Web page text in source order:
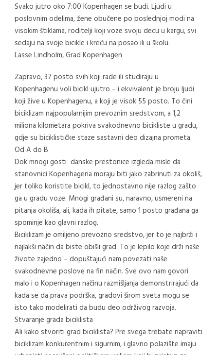
Svako jutro oko 7:00 Kopenhagen se budi. Ljudi u
poslovnim odelima, žene obučene po poslednjoj modi na
visokim štiklama, roditelji koji voze svoju decu u kargu, svi
sedaju na svoje bicikle i kreću na posao ili u školu.
Lasse Lindholm, Grad Kopenhagen
Zapravo, 37 posto svih koji rade ili studiraju u
Kopenhagenu voli bicikl ujutro – i ekvivalent je broju ljudi
koji žive u Kopenhagenu, a koji je visok 55 posto. To čini
biciklizam najpopularnijim prevoznim sredstvom, a 1,2
miliona kilometara pokriva svakodnevno bicikliste u gradu,
gdje su biciklističke staze sastavni deo dizajna prometa.
Od A do B
Dok mnogi gosti danske prestonice izgleda misle da
stanovnici Kopenhagena moraju biti jako zabrinuti za okoliš,
jer toliko koristite bicikl, to jednostavno nije razlog zašto
ga u gradu voze. Mnogi građani su, naravno, usmereni na
pitanja okoliša, ali, kada ih pitate, samo 1 posto građana ga
spominje kao glavni razlog.
Biciklizam je omiljeno prevozno sredstvo, jer to je najbrži i
najlakši način da biste obišli grad. To je lepilo koje drži naše
živote zajedno – dopuštajući nam povezati naše
svakodnevne poslove na fin način. Sve ovo nam govori
malo i o Kopenhagen načinu razmišljanja demonstrirajući da
kada se da prava podrška, gradovi širom sveta mogu se
isto tako modelirati da budu deo održivog razvoja.
Stvaranje grada biciklista
Ali kako stvoriti grad biciklista? Pre svega trebate napraviti
biciklizam konkurentnim i sigurnim, i glavno polazište imaju